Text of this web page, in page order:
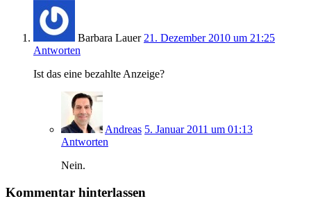
Barbara Lauer 21. Dezember 2010 um 21:25
Antworten
Ist das eine bezahlte Anzeige?
Andreas 5. Januar 2011 um 01:13
Antworten
Nein.
Kommentar hinterlassen